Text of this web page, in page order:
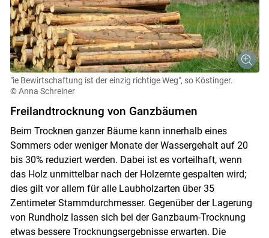
"ie Bewirtschaftung ist der einzig richtige Weg", so Köstinger.
© Anna Schreiner
Freilandtrocknung von Ganzbäumen
Beim Trocknen ganzer Bäume kann innerhalb eines
Sommers oder weniger Monate der Wassergehalt auf 20
bis 30% reduziert werden. Dabei ist es vorteilhaft, wenn
das Holz unmittelbar nach der Holzernte gespalten wird;
dies gilt vor allem für alle Laubholzarten über 35
Zentimeter Stammdurchmesser. Gegenüber der Lagerung
von Rundholz lassen sich bei der Ganzbaum-Trocknung
etwas bessere Trocknungsergebnisse erwarten. Die